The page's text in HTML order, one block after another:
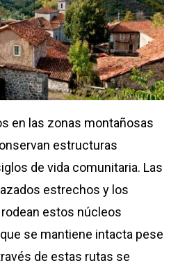
en las zonas montañosas
estructuras
de vida comunitaria. Las
estrechos y los
estos núcleos
se mantiene intacta pese
de estas rutas se